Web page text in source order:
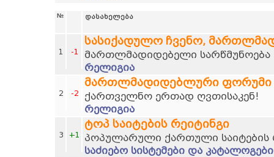
№ დასახელება
1 -1
სასიქადულო ჩვენო,
მართლმადიდებელი სარწმუნოება
რელიგია
2 -2
მართლმადიდებლური ფორუმი
ქართველნო ერთად ღვთისაკენ!
რელიგია
3 +1
ტოპ საიტების რეიტინგი
პოპულარული ქართული საიტების
საძიებო სისტემები და კატალოგები